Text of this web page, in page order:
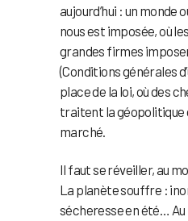
aujourd’hui : un monde
nous est imposée, où
grandes firmes
(Conditions générales
place de la loi, où des
traitent la géopolitique
marché.
Il faut se réveiller, au
La planète souffre :
sécheresse en été… Au